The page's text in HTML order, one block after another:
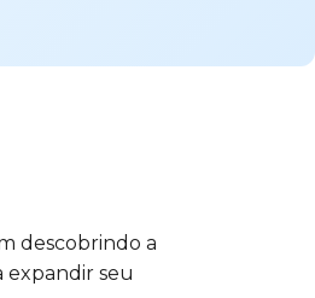
descobrindo a
expandir seu